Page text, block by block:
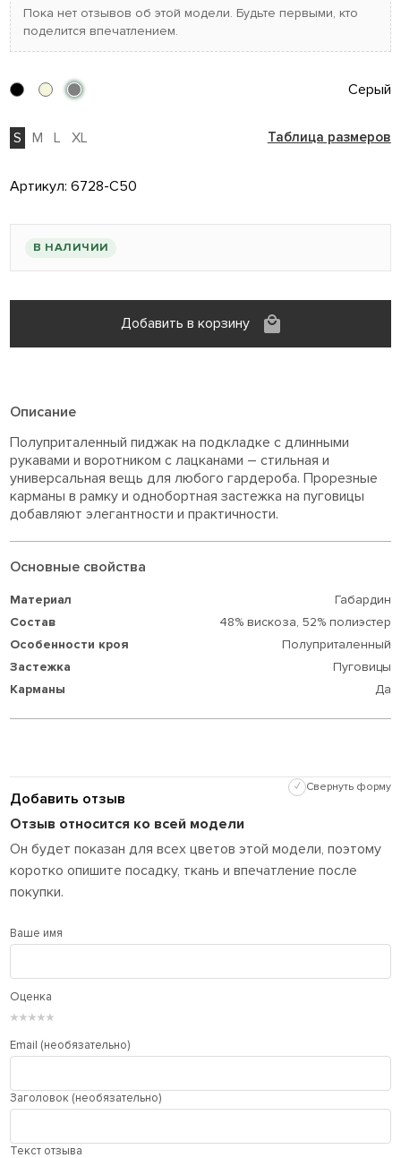
Пока нет отзывов об этой модели. Будьте первыми, кто
поделится впечатлением.
Серый
S M L XL Таблица размеров
Артикул:6728-C50
В НАЛИЧИИ
Добавить в корзину
Описание
Полуприталенный пиджак на подкладке с длинными
рукавами и воротником с лацканами – стильная и
универсальная вещь для любого гардероба. Прорезные
карманы в рамку и однобортная застежка на пуговицы
добавляют элегантности и практичности.
Основные свойства
Материал
Габардин
Состав
48% вискоза, 52% полиэстер
Особенности кроя
Полуприталенный
Застежка
Пуговицы
Карманы
Да
Добавить отзыв
✓ Свернуть форму
Отзыв относится ко всей модели
Он будет показан для всех цветов этой модели, поэтому
коротко опишите посадку, ткань и впечатление после
покупки.
Ваше имя
Оценка
★
★
★
★
★
Email (необязательно)
Заголовок (необязательно)
Текст отзыва